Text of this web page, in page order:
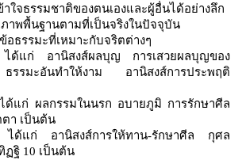
ใจธรรมชาติของตนเองและผู้อื่นได้อย่างลึก
ภาพพื้นฐานตามที่เป็นจริงในปัจจุบัน
อธรรมะที่เหมาะกับจริตต่างๆ
ได้แก่ อานิสงส์ผลบุญ การเสวยผลบุญของ
รรมะอันทำให้งาม อานิสงส์การประพฤติ
แก่ ผลกรรมในนรก อบายภูมิ การรักษาศีล
ตา เป็นต้น
ด้แก่ อานิสงส์การให้ทาน-รักษาศีล กุศล
ฏฐิ 10 เป็นต้น